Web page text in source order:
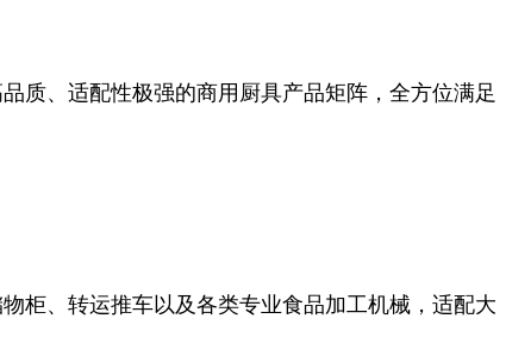
质、适配性极强的商用厨具产品矩阵，全方位满足
柜、转运推车以及各类专业食品加工机械，适配大